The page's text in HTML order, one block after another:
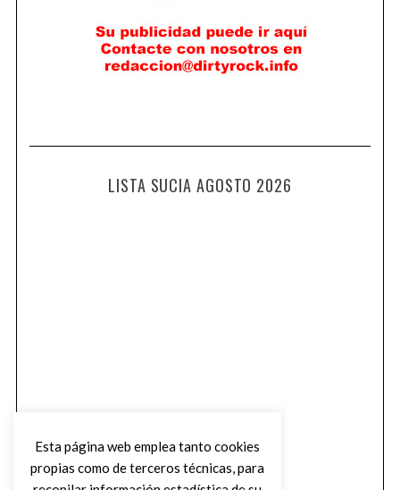
LISTA SUCIA AGOSTO 2026
Esta página web emplea tanto cookies
propias como de terceros técnicas, para